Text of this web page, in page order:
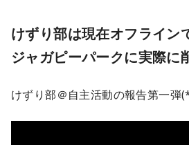
けずり部は現在オフライ
ジャガピーパークに実際に
けずり部＠自主活動の報告第一